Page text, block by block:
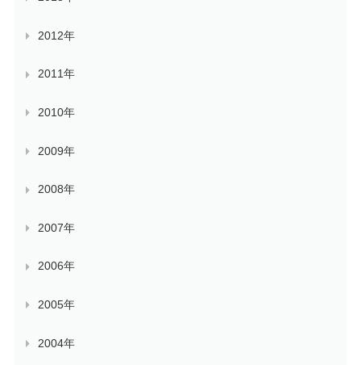
2012年
2011年
2010年
2009年
2008年
2007年
2006年
2005年
2004年